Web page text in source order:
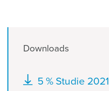
Downloads
Dokument
5 % Studie 2021